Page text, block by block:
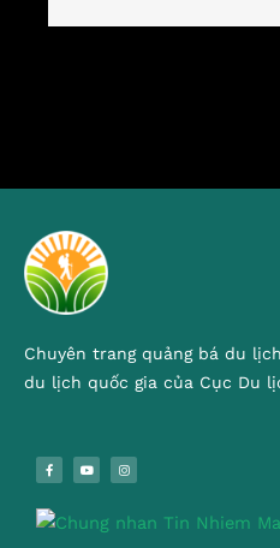
Chuyên trang quảng bá du
du lịch quốc gia của Cục Du